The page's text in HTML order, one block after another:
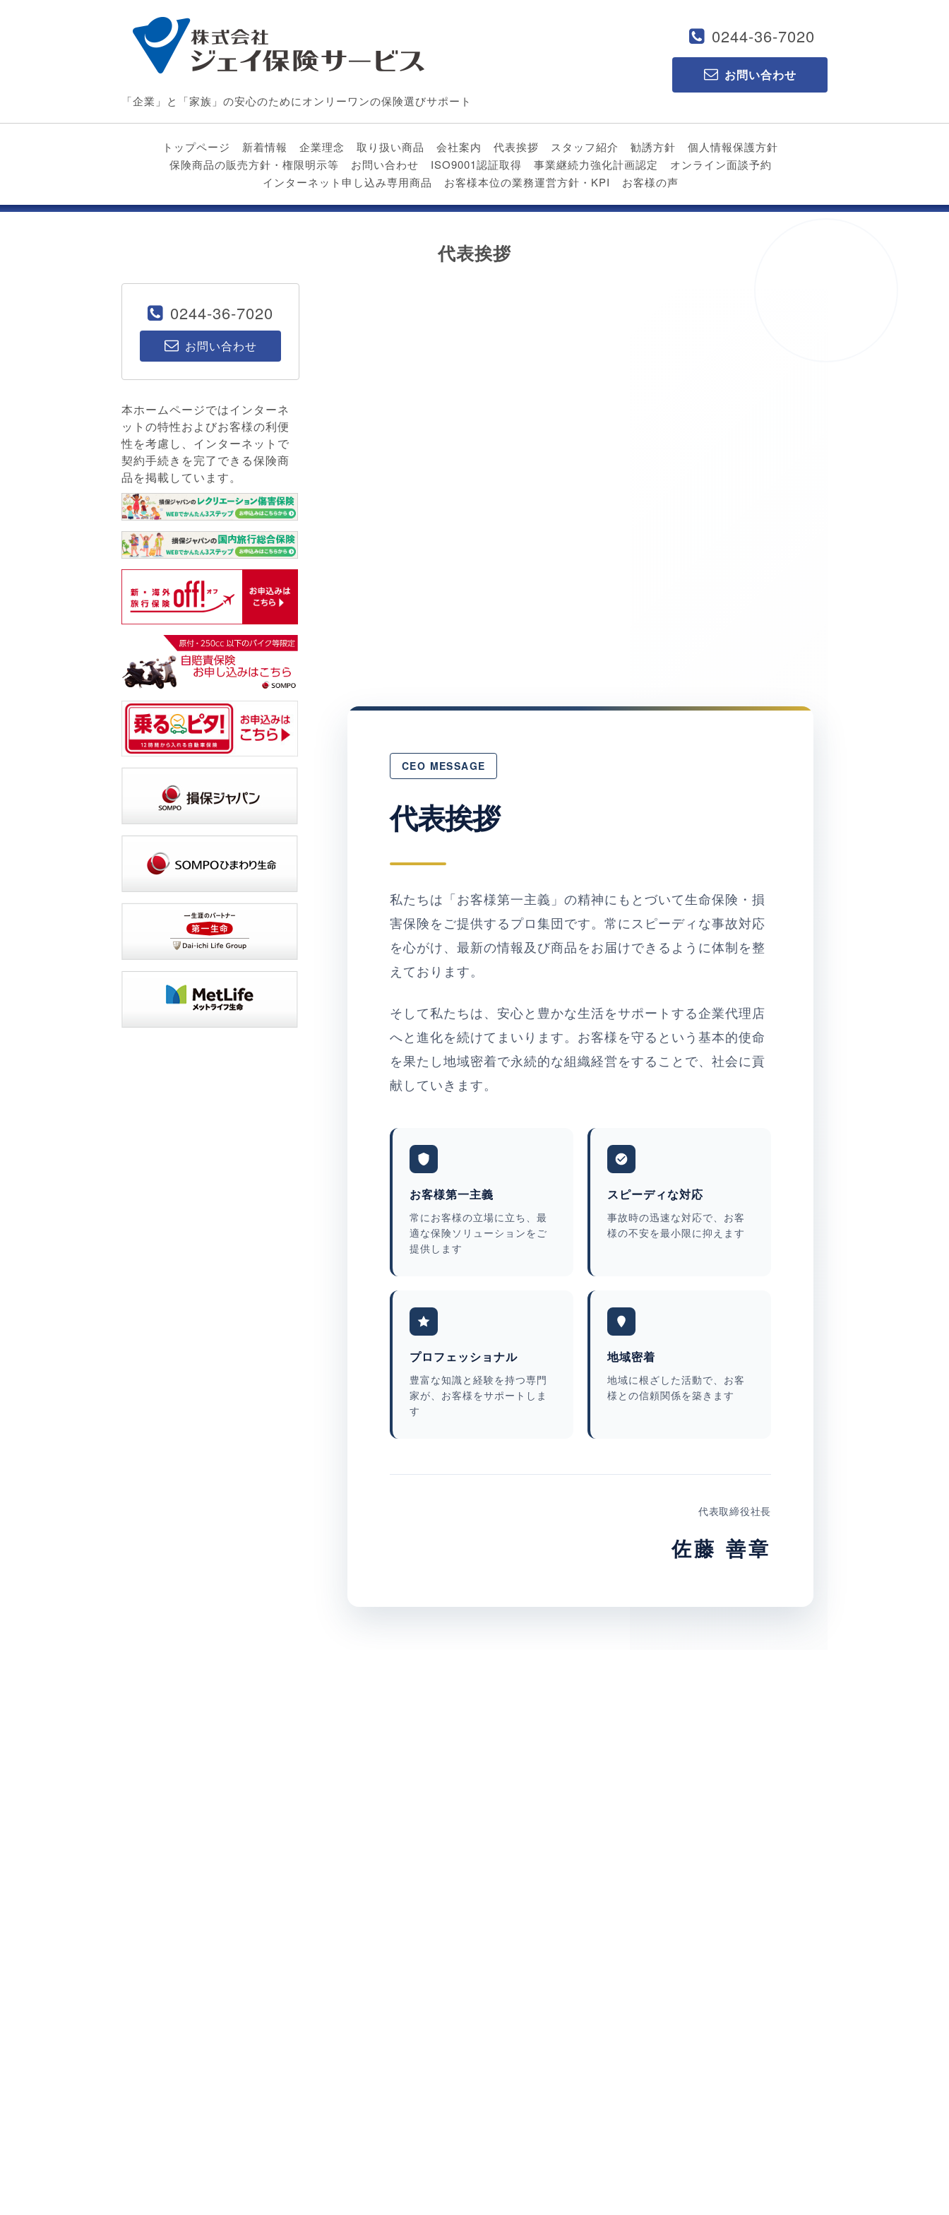
0244-36-7020
お問い合わせ
「企業」と「家族」の安心のためにオンリーワンの保険選びサポート
トップページ 新着情報 企業理念 取り扱い商品 会社案内 代表挨拶 スタッフ紹介 勧誘方針
個人情報保護方針
保険商品の販売方針・権限明示等
お問い合わせ ISO9001認証取得 事業継続力強化計画認定
オンライン面談予約
インターネット申し込み専用商品
お客様本位の業務運営方針・KPI お客様の声
代表挨拶
CEO MESSAGE
代表挨拶
私たちは「お客様第一主義」の精神にもとづいて生命保険・損
害保険をご提供するプロ集団です。常にスピーディな事故対応
を心がけ、最新の情報及び商品をお届けできるように体制を整
えております。
そして私たちは、安心と豊かな生活をサポートする企業代理店
へと進化を続けてまいります。お客様を守るという基本的使命
を果たし地域密着で永続的な組織経営をすることで、社会に貢
献していきます。
お客様第一主義
常にお客様の立場に立ち、最
適な保険ソリューションをご
提供します
スピーディな対応
事故時の迅速な対応で、お客
様の不安を最小限に抑えます
プロフェッショナル
豊富な知識と経験を持つ専門
家が、お客様をサポートしま
す
地域密着
地域に根ざした活動で、お客
様との信頼関係を築きます
代表取締役社長
佐藤 善章
0244-36-7020
お問い合わせ
本ホームページではインターネ
ットの特性およびお客様の利便
性を考慮し、インターネットで
契約手続きを完了できる保険商
品を掲載しています。